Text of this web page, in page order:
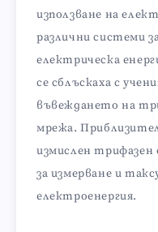
използване на
различни системи
електрическа
се сблъскаха с
въвеждането на
мрежа.
измислен трифазен
за измерване и
електроенергия.